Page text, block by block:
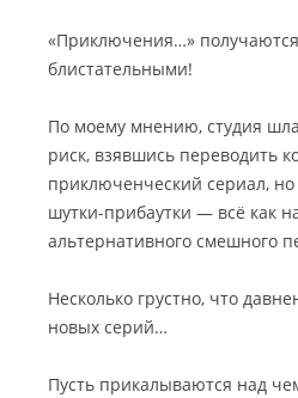
«Приключения…»
блистательными!
По моему мнению, студия
риск, взявшись переводить
приключенческий сериал,
шутки-прибаутки — всё как
альтернативного смешного
Несколько грустно, что
новых серий…
Пусть прикалываются над